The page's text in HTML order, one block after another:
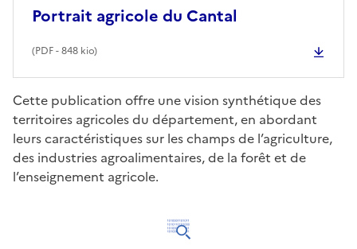
Portrait agricole du Cantal
(PDF- 848 kio)
Cette publication offre une vision synthétique des
territoires agricoles du département, en abordant
leurs caractéristiques sur les champs de l’agriculture,
des industries agroalimentaires, de la forêt et de
l’enseignement agricole.